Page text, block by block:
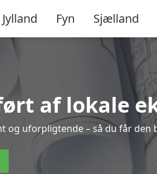
Jylland Fyn Sjælland
af lokale
uforpligtende – så du får den